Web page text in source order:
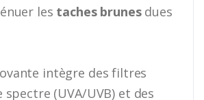
les taches brunesdues
intègre des filtres
spectre (UVA/UVB) et des